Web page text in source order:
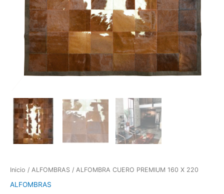
Inicio / ALFOMBRAS / ALFOMBRA CUERO PREMIUM 160 X 220
ALFOMBRAS